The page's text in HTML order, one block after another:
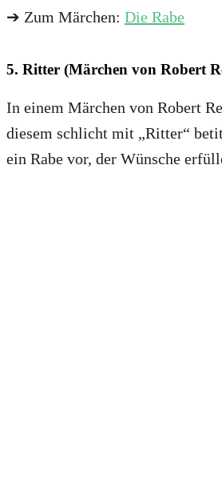
➔ Zum Märchen: Die Rabe
5. Ritter (Märchen von Robert
In einem Märchen von Robert
diesem schlicht mit „Ritter“
ein Rabe vor, der Wünsche